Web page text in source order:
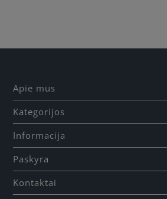
Apie mus
Kategorijos
Informacija
Paskyra
Kontaktai